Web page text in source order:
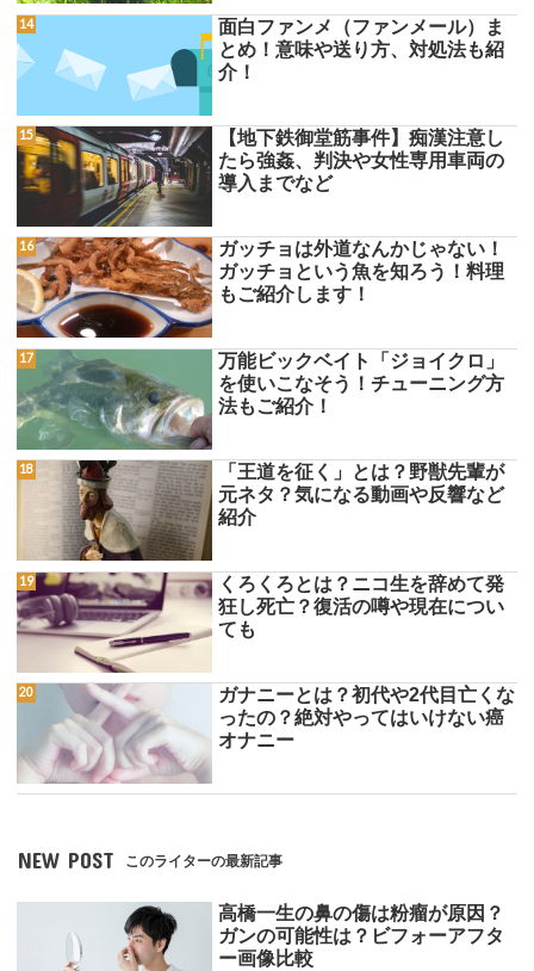
面白ファンメ（ファンメール）ま
とめ！意味や送り方、対処法も紹
介！
【地下鉄御堂筋事件】痴漢注意し
たら強姦、判決や女性専用車両の
導入までなど
ガッチョは外道なんかじゃない！
ガッチョという魚を知ろう！料理
もご紹介します！
万能ビックベイト「ジョイクロ」
を使いこなそう！チューニング方
法もご紹介！
「王道を征く」とは？野獣先輩が
元ネタ？気になる動画や反響など
紹介
くろくろとは？ニコ生を辞めて発
狂し死亡？復活の噂や現在につい
ても
ガナニーとは？初代や2代目亡くな
ったの？絶対やってはいけない癌
オナニー
NEW POST このライターの最新記事
高橋一生の鼻の傷は粉瘤が原因？
ガンの可能性は？ビフォーアフタ
ー画像比較